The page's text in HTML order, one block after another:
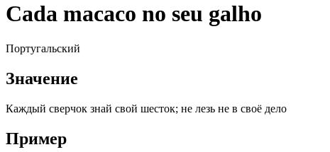
Cada macaco no seu galho
Португальский
Значение
Каждый сверчок знай свой шесток; не лезь не в своё дело
Пример